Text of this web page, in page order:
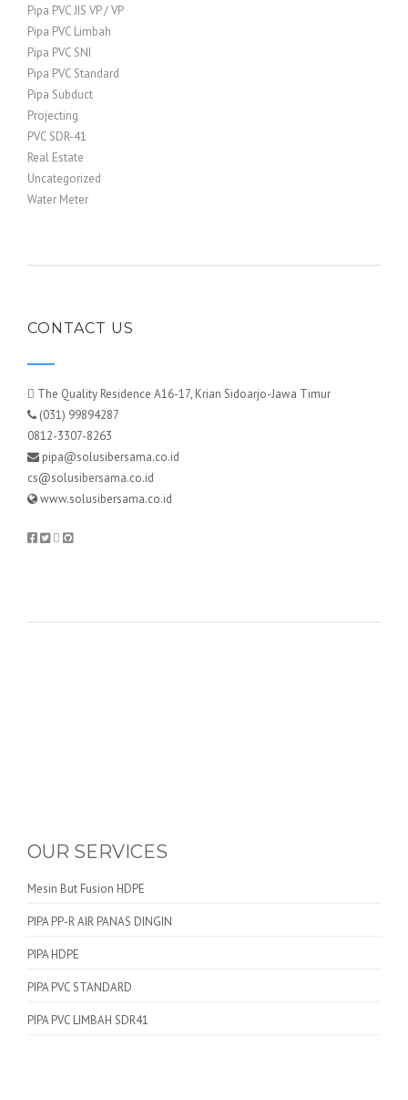
Pipa PVC JIS VP / VP
Pipa PVC Limbah
Pipa PVC SNI
Pipa PVC Standard
Pipa Subduct
Projecting
PVC SDR-41
Real Estate
Uncategorized
Water Meter
CONTACT US
The Quality Residence A16-17, Krian Sidoarjo-Jawa Timur
(031) 99894287
0812-3307-8263
pipa@solusibersama.co.id
cs@solusibersama.co.id
www.solusibersama.co.id
OUR SERVICES
Mesin But Fusion HDPE
PIPA PP-R AIR PANAS DINGIN
PIPA HDPE
PIPA PVC STANDARD
PIPA PVC LIMBAH SDR41